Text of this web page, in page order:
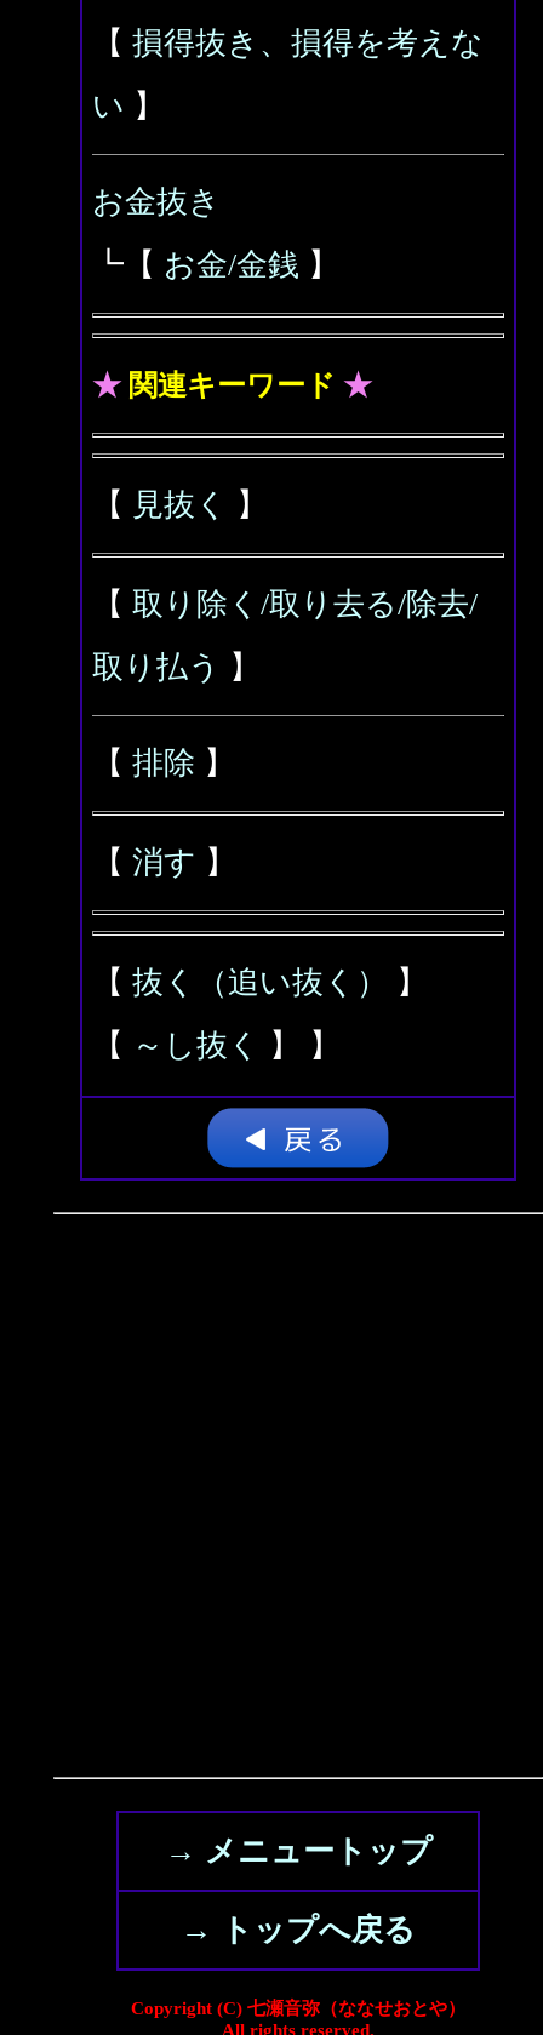
【 損得抜き、損得を考えな
い 】
お金抜き
┗【 お金/金銭 】
★ 関連キーワード ★
【 見抜く 】
【 取り除く/取り去る/除去/
取り払う
】
【 排除 】
【 消す 】
【 抜く（追い抜く）
】
【 ～し抜く 】 】
→ メニュートップ
→ トップへ戻る
Copyright (C) 七瀬音弥（ななせおとや）
All rights reserved.